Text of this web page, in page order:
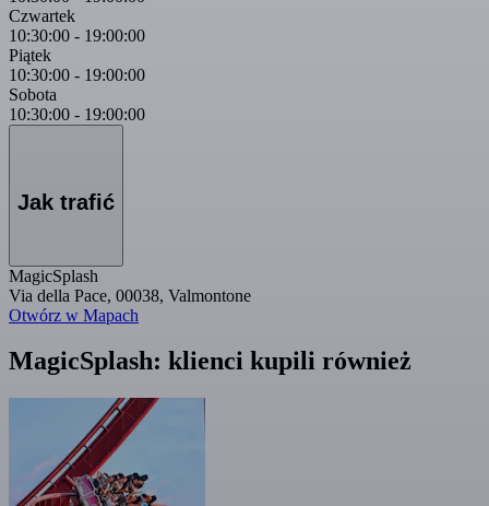
Czwartek
10:30:00 - 19:00:00
Piątek
10:30:00 - 19:00:00
Sobota
10:30:00 - 19:00:00
Jak trafić
MagicSplash
Via della Pace, 00038, Valmontone
Otwórz w Mapach
MagicSplash: klienci kupili również